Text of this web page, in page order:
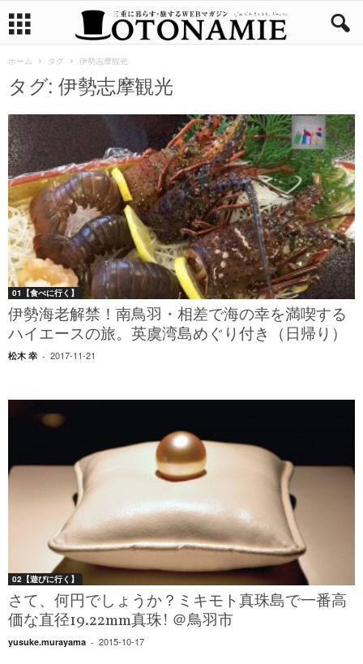
ホーム タグ 伊勢志摩観光
タグ: 伊勢志摩観光
01【食べに行く】
伊勢海老解禁！南鳥羽・相差で海の幸を満喫する
ハイエースの旅。英虞湾島めぐり付き（日帰り）
松木 幸 - 2017-11-21
02【遊びに行く】
さて、何円でしょうか？ミキモト真珠島で一番高
価な直径19.22mm真珠! ＠鳥羽市
yusuke.murayama - 2015-10-17